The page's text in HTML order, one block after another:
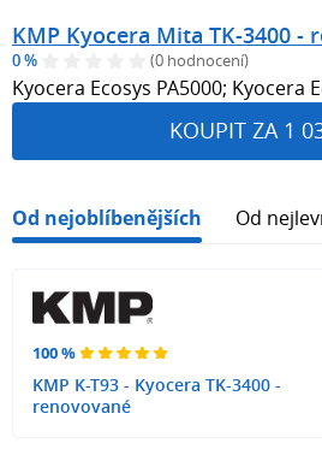
KMP Kyocera Mita TK-3400 -
0 % (0 hodnocení)
Kyocera Ecosys PA5000; Kyocera
KOUPIT ZA 1
Od nejoblíbenějších Od
100 %
KMP K-T93 - Kyocera TK-3400 -
renovované